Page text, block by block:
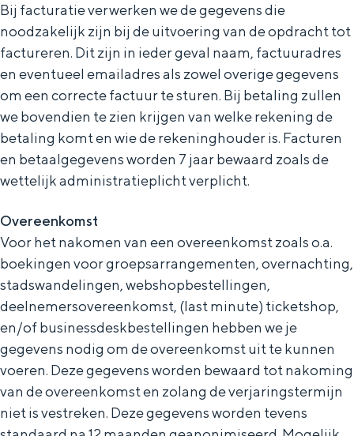
Bij facturatie verwerken we de gegevens die
noodzakelijk zijn bij de uitvoering van de opdracht tot
factureren. Dit zijn in ieder geval naam, factuuradres
en eventueel emailadres als zowel overige gegevens
om een correcte factuur te sturen. Bij betaling zullen
we bovendien te zien krijgen van welke rekening de
betaling komt en wie de rekeninghouder is. Facturen
en betaalgegevens worden 7 jaar bewaard zoals de
wettelijk administratieplicht verplicht.
Overeenkomst
Voor het nakomen van een overeenkomst zoals o.a.
boekingen voor groepsarrangementen, overnachting,
stadswandelingen, webshopbestellingen,
deelnemersovereenkomst, (last minute) ticketshop,
en/of businessdeskbestellingen hebben we je
gegevens nodig om de overeenkomst uit te kunnen
voeren. Deze gegevens worden bewaard tot nakoming
van de overeenkomst en zolang de verjaringstermijn
niet is vestreken. Deze gegevens worden tevens